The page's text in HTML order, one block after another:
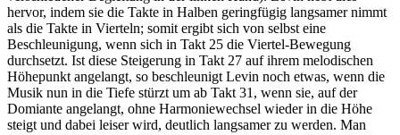
hervor, indem sie die Takte in Halben geringfügig langsamer nimmt
als die Takte in Vierteln; somit ergibt sich von selbst eine
Beschleunigung, wenn sich in Takt 25 die Viertel-Bewegung
durchsetzt. Ist diese Steigerung in Takt 27 auf ihrem melodischen
Höhepunkt angelangt, so beschleunigt Levin noch etwas, wenn die
Musik nun in die Tiefe stürzt um ab Takt 31, wenn sie, auf der
Domiante angelangt, ohne Harmoniewechsel wieder in die Höhe
steigt und dabei leiser wird, deutlich langsamer zu werden. Man